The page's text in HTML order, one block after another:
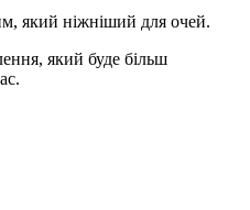
який ніжніший для очей.
який буде більш